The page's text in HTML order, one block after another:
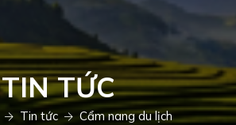
TIN TỨC
Tin tức
Cẩm nang du lịch